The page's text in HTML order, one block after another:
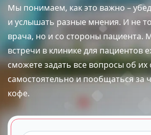
Мы понимаем, как это важно –
и услышать разные мнения. И не
врача, но и со стороны пациента.
встречи в клинике для пациентов
сможете задать все вопросы об их
самостоятельно и пообщаться за
кофе.